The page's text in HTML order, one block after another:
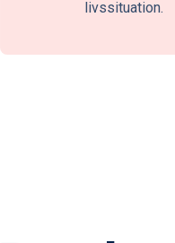
livssituation.